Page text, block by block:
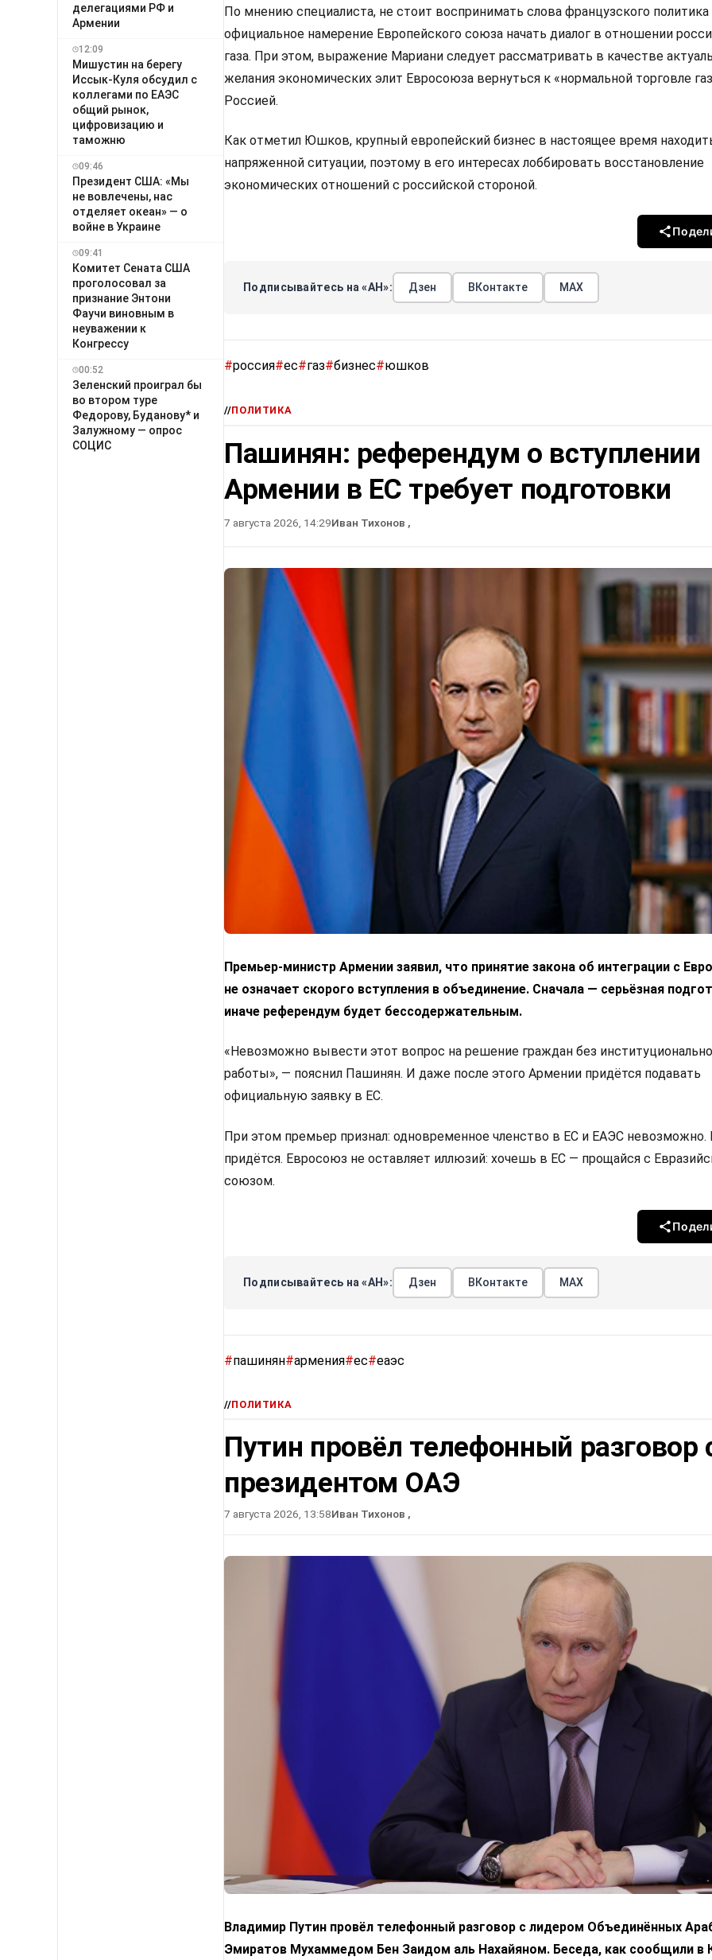
делегациями РФ и
Армении
12:09
Мишустин на берегу
Иссык-Куля обсудил с
коллегами по ЕАЭС
общий рынок,
цифровизацию и
таможню
09:46
Президент США: «Мы
не вовлечены, нас
отделяет океан» — о
войне в Украине
09:41
Комитет Сената США
проголосовал за
признание Энтони
Фаучи виновным в
неуважении к
Конгрессу
00:52
Зеленский проиграл бы
во втором туре
Федорову, Буданову* и
Залужному — опрос
СОЦИС
По мнению специалиста, не стоит воспринимать слова французского политика
официальное намерение Европейского союза начать диалог в отношении
газа. При этом, выражение Мариани следует рассматривать в качестве
желания экономических элит Евросоюза вернуться к «нормальной торговле
Россией.
Как отметил Юшков, крупный европейский бизнес в настоящее время
напряженной ситуации, поэтому в его интересах лоббировать восстановление
экономических отношений с российской стороной.
Подписывайтесь на «АН»: Дзен ВКонтакте МАХ
#россия#ес#газ#бизнес#юшков
//ПОЛИТИКА
Пашинян: референдум о вступлении
Армении в ЕС требует подготовки
7 августа 2026, 14:29Иван Тихонов ,
Премьер-министр Армении заявил, что принятие закона об интеграции с
не означает скорого вступления в объединение. Сначала — серьёзная
иначе референдум будет бессодержательным.
«Невозможно вывести этот вопрос на решение граждан без
работы», — пояснил Пашинян. И даже после этого Армении придётся подавать
официальную заявку в ЕС.
При этом премьер признал: одновременное членство в ЕС и ЕАЭС невозможно.
придётся. Евросоюз не оставляет иллюзий: хочешь в ЕС — прощайся с
союзом.
Подписывайтесь на «АН»: Дзен ВКонтакте МАХ
#пашинян#армения#ес#еаэс
//ПОЛИТИКА
Путин провёл телефонный разговор
президентом ОАЭ
7 августа 2026, 13:58Иван Тихонов ,
Владимир Путин провёл телефонный разговор с лидером Объединённых
Эмиратов Мухаммедом Бен Заидом аль Нахайяном. Беседа, как сообщили в